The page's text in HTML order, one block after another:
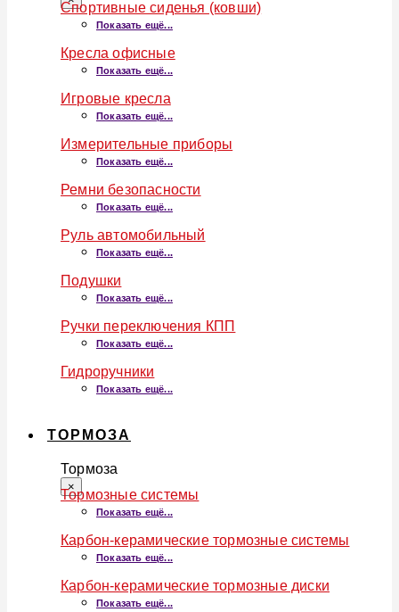
Спортивные сиденья (ковши)
Показать ещё...
Кресла офисные
Показать ещё...
Игровые кресла
Показать ещё...
Измерительные приборы
Показать ещё...
Ремни безопасности
Показать ещё...
Руль автомобильный
Показать ещё...
Подушки
Показать ещё...
Ручки переключения КПП
Показать ещё...
Гидроручники
Показать ещё...
ТОРМОЗА
Тормоза
×
Тормозные системы
Показать ещё...
Карбон-керамические тормозные системы
Показать ещё...
Карбон-керамические тормозные диски
Показать ещё...